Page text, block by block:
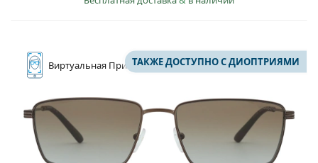
Виртуальная ПримеркаТАКЖЕ ДОСТУПНО С ДИОПТРИЯМИ